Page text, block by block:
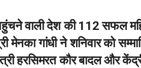
वाली देश की 112 सफल
मेनका गांधी ने शनिवार को
हरसिमरत कौर बादल और